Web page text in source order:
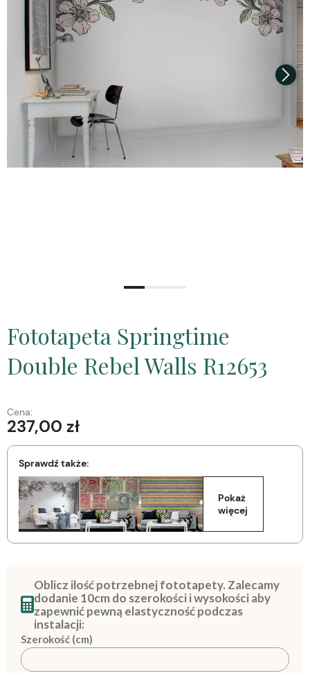
Fototapeta Springtime
Double Rebel Walls R12653
Cena:
237,00 zł
Sprawdź także:
Pokaż
więcej
Oblicz ilość potrzebnej fototapety. Zalecamy
dodanie 10cm do szerokości i wysokości aby
zapewnić pewną elastyczność podczas
instalacji:
Szerokość (cm)